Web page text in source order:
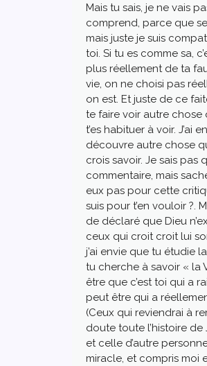
Mais tu sais, je ne vais
comprend, parce que
mais juste je suis
toi. Si tu es comme sa,
plus réellement de ta
vie, on ne choisi pas
on est. Et juste de ce
te faire voir autre chose
t’es habituer à voir. J’ai
découvre autre chose
crois savoir. Je sais pas
commentaire, mais
eux pas pour cette
suis pour t’en vouloir ?.
de déclaré que Dieu
ceux qui croit croit lui
j’ai envie que tu étudie
tu cherche à savoir « la
être que c’est toi qui a
peut être qui a
(Ceux qui reviendrai à
doute toute l’histoire de
et celle d’autre
miracle, et compris moi